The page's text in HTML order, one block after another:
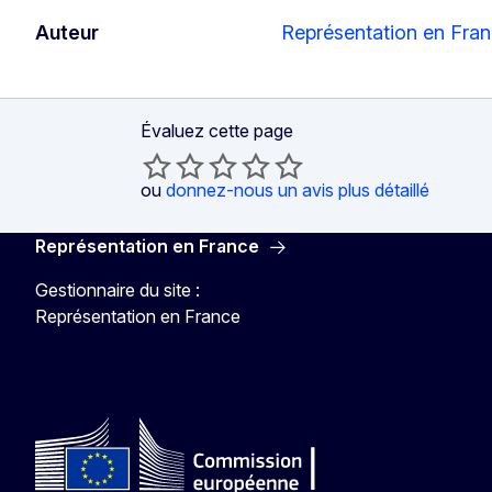
Auteur Représentation en
Évaluez cette page
ou donnez-nous un avis plus détaillé
Représentation en France
Gestionnaire du site :
Représentation en France